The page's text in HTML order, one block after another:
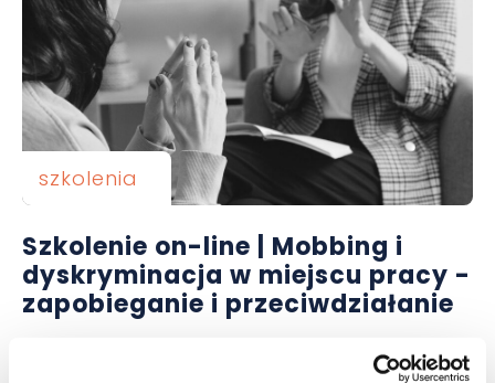
szkolenia
Szkolenie on-line | Mobbing i
dyskryminacja w miejscu pracy -
zapobieganie i przeciwdziałanie